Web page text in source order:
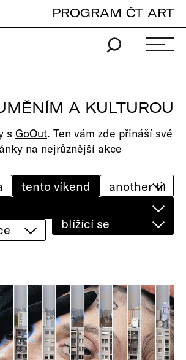
PROGRAM ČT ART
A KULTUROU
s GoOut. Ten vám zde přináší své
na nejrůznější akce
tento víkend
blížící se